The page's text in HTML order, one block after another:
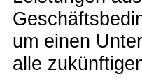
um einen
alle